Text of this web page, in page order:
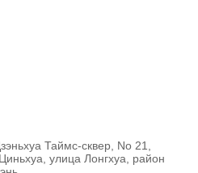
Таймс-сквер, No 21,
улица Лонгхуа, район